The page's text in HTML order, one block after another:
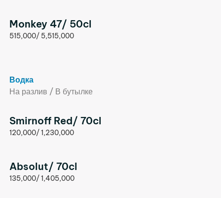
Monkey 47/ 50cl
515,000/ 5,515,000
Водка
На разлив / В бутылке
Smirnoff Red/ 70cl
120,000/ 1,230,000
Absolut/ 70cl
135,000/ 1,405,000